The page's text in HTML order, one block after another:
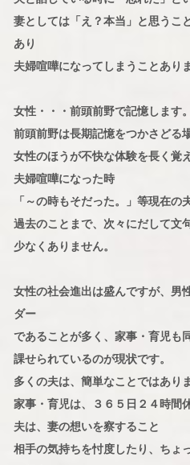
妻としては「え？本当」と思うこ
あり
夫婦喧嘩になってしまうことあり
女性・・・前頭前野で記憶します。
前頭前野は長期記憶をつかさどる
女性のほうが不快な体験を長く覚
夫婦喧嘩になった時
「～の時もそだった。」等現在の
過去のことまで、次々にだして文
少なくありません。
女性の社会進出は盛んですが、男
ダー
であることが多く、家事・育児も
課せられているのが現状です。
多くの夫は、簡単なことではあり
家事・育児は、３６５日２４時間
夫は、妻の想いを察すること
相手の気持ちを忖度したり、ちょ